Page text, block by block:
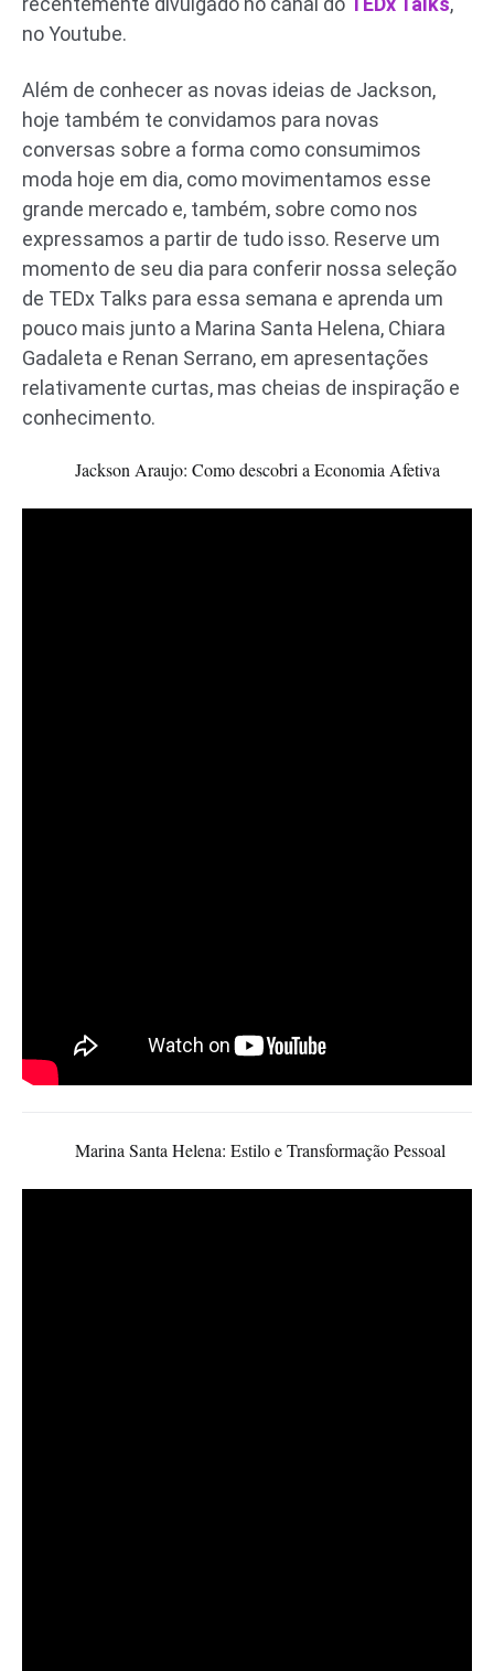
no Youtube.
Além de conhecer as novas ideias de Jackson,
hoje também te convidamos para novas
conversas sobre a forma como consumimos
moda hoje em dia, como movimentamos esse
grande mercado e, também, sobre como nos
expressamos a partir de tudo isso. Reserve um
momento de seu dia para conferir nossa seleção
de TEDx Talks para essa semana e aprenda um
pouco mais junto a Marina Santa Helena, Chiara
Gadaleta e Renan Serrano, em apresentações
relativamente curtas, mas cheias de inspiração e
conhecimento.
Jackson Araujo: Como descobri a Economia Afetiva
Marina Santa Helena: Estilo e Transformação Pessoal